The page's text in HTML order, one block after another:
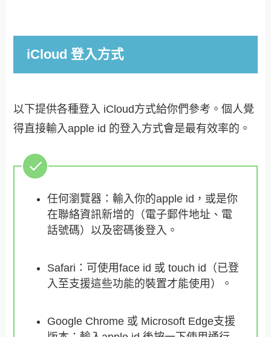
iCloud 登入方式
以下提供各種登入 iCloud方式給你們參考。個人覺
得直接輸入apple id 的登入方式會是最有效率的。
任何瀏覽器：輸入你的apple id，或是你
在聯絡資訊新增的（電子郵件地址、電
話號碼）以及密碼後登入。
Safari：可使用face id 或 touch id（已登
入至支援這些功能的裝置才能使用）。
Google Chrome 或 Microsoft Edge支援